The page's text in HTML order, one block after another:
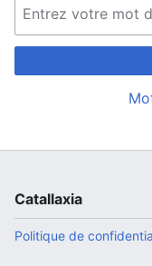
Catallaxia
Politique de